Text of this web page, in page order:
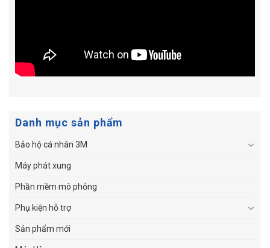
Danh mục sản phẩm
Bảo hộ cá nhân 3M
Máy phát xung
Phần mềm mô phỏng
Phụ kiện hỗ trợ
Sản phẩm mới